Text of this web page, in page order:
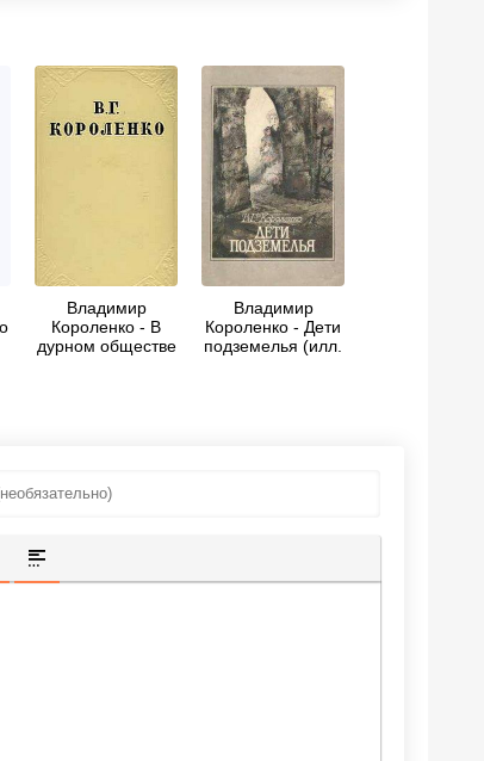
Владимир
Короленко - В
дурном обществе
Владимир
Короленко - Дети
подземелья (илл.
ССЫЛКУТЕКСТА
ЦИТАТЫ
ВСТАВКА СПОЙЛЕРА